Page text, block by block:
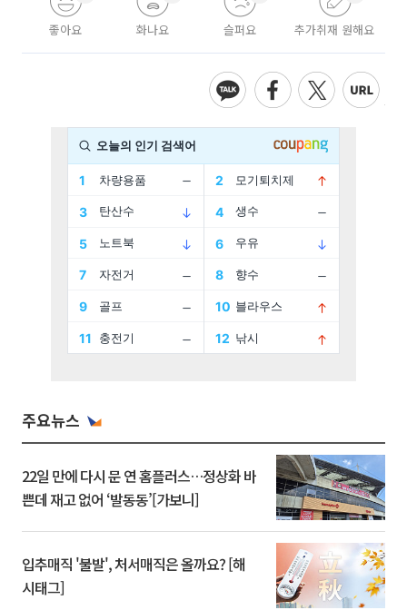
좋아요 화나요 슬퍼요 추가취재 원해요
주요뉴스
22일 만에 다시 문 연 홈플러스…정상화 바
쁜데 재고 없어 ‘발동동’[가보니]
입추매직 '불발', 처서매직은 올까요? [해
시태그]